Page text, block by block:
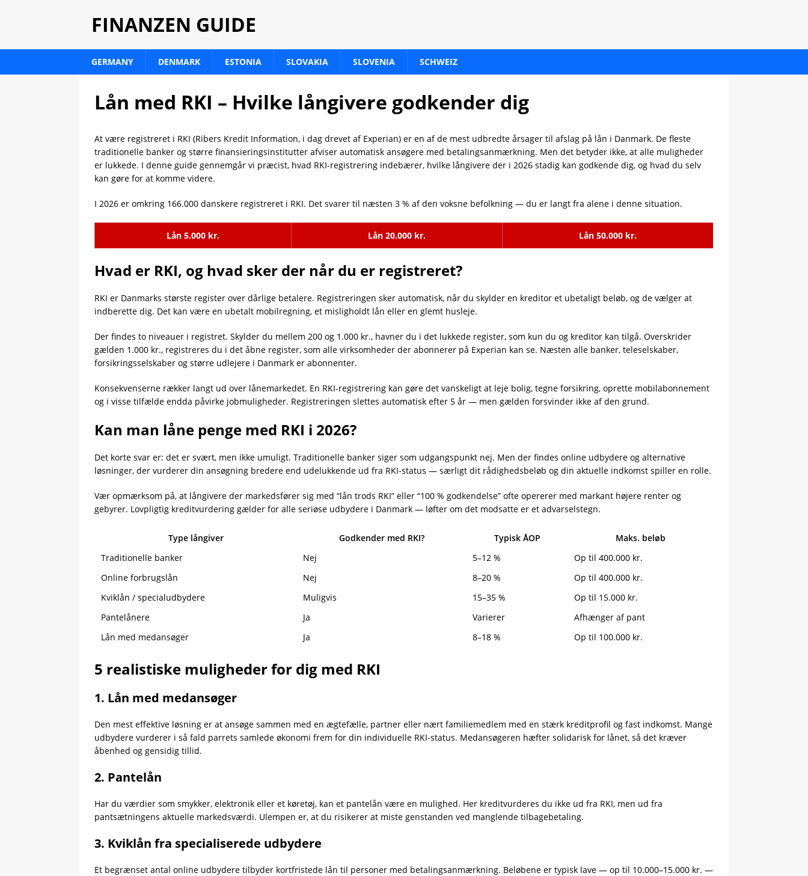
FINANZEN GUIDE
GERMANY DENMARK ESTONIA SLOVAKIA SLOVENIA SCHWEIZ
Lån med RKI – Hvilke långivere godkender dig
At være registreret i RKI (Ribers Kredit Information, i dag drevet af Experian) er en af de mest udbredte årsager til afslag på lån i Danmark. De fleste
traditionelle banker og større finansieringsinstitutter afviser automatisk ansøgere med betalingsanmærkning. Men det betyder ikke, at alle muligheder
er lukkede. I denne guide gennemgår vi præcist, hvad RKI-registrering indebærer, hvilke långivere der i 2026 stadig kan godkende dig, og hvad du selv
kan gøre for at komme videre.
I 2026 er omkring 166.000 danskere registreret i RKI. Det svarer til næsten 3 % af den voksne befolkning — du er langt fra alene i denne situation.
Lån 5.000 kr. Lån 20.000 kr. Lån 50.000 kr.
Hvad er RKI, og hvad sker der når du er registreret?
RKI er Danmarks største register over dårlige betalere. Registreringen sker automatisk, når du skylder en kreditor et ubetaligt beløb, og de vælger at
indberette dig. Det kan være en ubetalt mobilregning, et misligholdt lån eller en glemt husleje.
Der findes to niveauer i registret. Skylder du mellem 200 og 1.000 kr., havner du i det lukkede register, som kun du og kreditor kan tilgå. Overskrider
gælden 1.000 kr., registreres du i det åbne register, som alle virksomheder der abonnerer på Experian kan se. Næsten alle banker, teleselskaber,
forsikringsselskaber og større udlejere i Danmark er abonnenter.
Konsekvenserne rækker langt ud over lånemarkedet. En RKI-registrering kan gøre det vanskeligt at leje bolig, tegne forsikring, oprette mobilabonnement
og i visse tilfælde endda påvirke jobmuligheder. Registreringen slettes automatisk efter 5 år — men gælden forsvinder ikke af den grund.
Kan man låne penge med RKI i 2026?
Det korte svar er: det er svært, men ikke umuligt. Traditionelle banker siger som udgangspunkt nej. Men der findes online udbydere og alternative
løsninger, der vurderer din ansøgning bredere end udelukkende ud fra RKI-status — særligt dit rådighedsbeløb og din aktuelle indkomst spiller en rolle.
Vær opmærksom på, at långivere der markedsfører sig med “lån trods RKI” eller “100 % godkendelse” ofte opererer med markant højere renter og
gebyrer. Lovpligtig kreditvurdering gælder for alle seriøse udbydere i Danmark — løfter om det modsatte er et advarselstegn.
Type långiver Godkender med RKI? Typisk ÅOP
Maks. beløb
Traditionelle banker
Nej 5–12 %
Op til 400.000 kr.
Online forbrugslån
Nej 8–20 %
Op til 400.000 kr.
Kviklån / specialudbydere
Muligvis 15–35 %
Op til 15.000 kr.
Pantelånere
Ja Varierer
Afhænger af pant
Lån med medansøger
Ja 8–18 % Op til 100.000 kr.
5 realistiske muligheder for dig med RKI
1. Lån med medansøger
Den mest effektive løsning er at ansøge sammen med en ægtefælle, partner eller nært familiemedlem med en stærk kreditprofil og fast indkomst. Mange
udbydere vurderer i så fald parrets samlede økonomi frem for din individuelle RKI-status. Medansøgeren hæfter solidarisk for lånet, så det kræver
åbenhed og gensidig tillid.
2. Pantelån
Har du værdier som smykker, elektronik eller et køretøj, kan et pantelån være en mulighed. Her kreditvurderes du ikke ud fra RKI, men ud fra
pantsætningens aktuelle markedsværdi. Ulempen er, at du risikerer at miste genstanden ved manglende tilbagebetaling.
3. Kviklån fra specialiserede udbydere
Et begrænset antal online udbydere tilbyder kortfristede lån til personer med betalingsanmærkning. Beløbene er typisk lave — op til 10.000–15.000 kr. —